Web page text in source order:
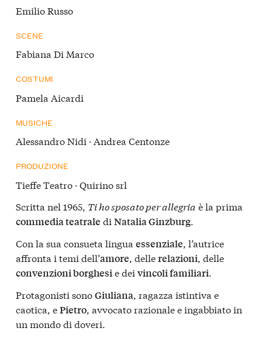
Emilio Russo
SCENE
Fabiana Di Marco
COSTUMI
Pamela Aicardi
MUSICHE
Alessandro Nidi · Andrea Centonze
PRODUZIONE
Tieffe Teatro · Quirino srl
Scritta nel 1965, Ti ho sposato per allegria è la prima
commedia teatrale di Natalia Ginzburg.
Con la sua consueta lingua essenziale, l’autrice
affronta i temi dell’amore, dellerelazioni, delle
convenzioni borghesie dei vincoli familiari.
Protagonisti sonoGiuliana , ragazza istintiva e
caotica, ePietro , avvocato razionale e ingabbiato in
un mondo di doveri.